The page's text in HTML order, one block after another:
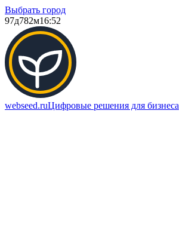
Выбрать город
97д782м16:52
webseed.ruЦифровые решения для бизнеса